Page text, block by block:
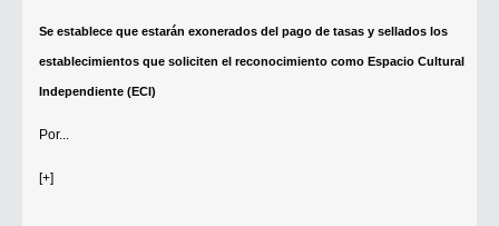
Se establece que estarán exonerados del pago de tasas y sellados los
establecimientos que soliciten el reconocimiento como Espacio Cultural
Independiente (ECI)
Por...
[+]